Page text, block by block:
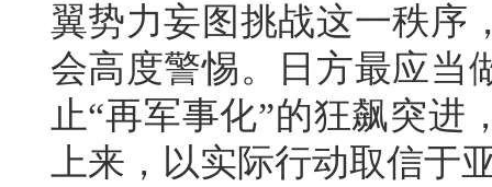
翼势力妄图挑战这一秩序
会高度警惕。日方最应当
止“再军事化”的狂飙突
上来，以实际行动取信于